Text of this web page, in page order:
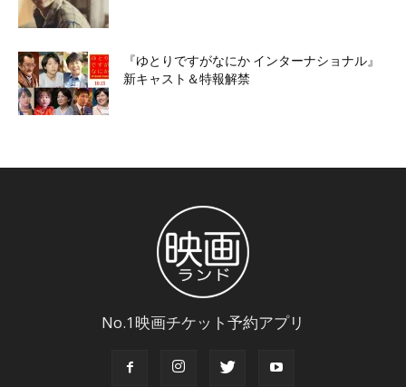
『ゆとりですがなにか インターナショナル』
新キャスト＆特報解禁
No.1映画チケット予約アプリ